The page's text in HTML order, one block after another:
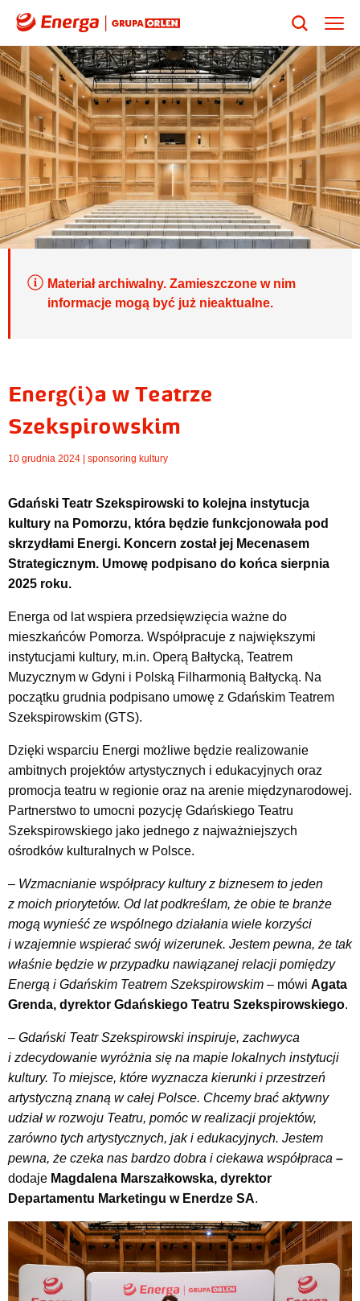
Materiał archiwalny. Zamieszczone w nim
informacje mogą być już nieaktualne.
Energ(i)a w Teatrze
Szekspirowskim
10 grudnia 2024 | sponsoring kultury
Gdański Teatr Szekspirowski to kolejna instytucja
kultury na Pomorzu, która będzie funkcjonowała pod
skrzydłami Energi. Koncern został jej Mecenasem
Strategicznym. Umowę podpisano do końca sierpnia
2025 roku.
Energa od lat wspiera przedsięwzięcia ważne do
mieszkańców Pomorza. Współpracuje z największymi
instytucjami kultury, m.in. Operą Bałtycką, Teatrem
Muzycznym w Gdyni i Polską Filharmonią Bałtycką. Na
początku grudnia podpisano umowę z Gdańskim Teatrem
Szekspirowskim (GTS).
Dzięki wsparciu Energi możliwe będzie realizowanie
ambitnych projektów artystycznych i edukacyjnych oraz
promocja teatru w regionie oraz na arenie międzynarodowej.
Partnerstwo to umocni pozycję Gdańskiego Teatru
Szekspirowskiego jako jednego z najważniejszych
ośrodków kulturalnych w Polsce.
– Wzmacnianie współpracy kultury z biznesem to jeden
z moich priorytetów. Od lat podkreślam, że obie te branże
mogą wynieść ze wspólnego działania wiele korzyści
i wzajemnie wspierać swój wizerunek. Jestem pewna, że tak
właśnie będzie w przypadku nawiązanej relacji pomiędzy
Energą i Gdańskim Teatrem Szekspirowskim – mówi Agata
Grenda, dyrektor Gdańskiego Teatru Szekspirowskiego.
– Gdański Teatr Szekspirowski inspiruje, zachwyca
i zdecydowanie wyróżnia się na mapie lokalnych instytucji
kultury. To miejsce, które wyznacza kierunki i przestrzeń
artystyczną znaną w całej Polsce. Chcemy brać aktywny
udział w rozwoju Teatru, pomóc w realizacji projektów,
zarówno tych artystycznych, jak i edukacyjnych. Jestem
pewna, że czeka nas bardzo dobra i ciekawa współpraca –
dodaje Magdalena Marszałkowska, dyrektor
Departamentu Marketingu w Enerdze SA.